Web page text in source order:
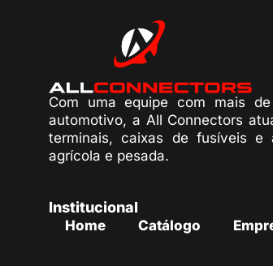
Com uma equipe com mais
automotivo, a All Connectors
terminais, caixas de fusíveis e
agrícola e pesada.
Institucional
Home Catálogo